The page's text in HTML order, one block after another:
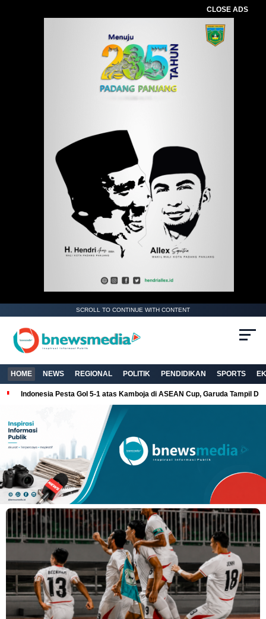
CLOSE ADS
SCROLL TO CONTINUE WITH CONTENT
HOME NEWS REGIONAL POLITIK PENDIDIKAN SPORTS
Indonesia Pesta Gol 5-1 atas Kamboja di ASEAN Cup, Garuda Tampil